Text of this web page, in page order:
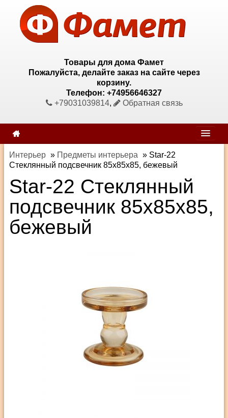
Товары для дома Фамет
Пожалуйста, делайте заказ на сайте через
корзину.
Телефон: +74956646327
+79031039814, Обратная связь
Интерьер » Предметы интерьера » Star-22
Стеклянный подсвечник 85х85х85, бежевый
Star-22 Стеклянный
подсвечник 85х85х85,
бежевый